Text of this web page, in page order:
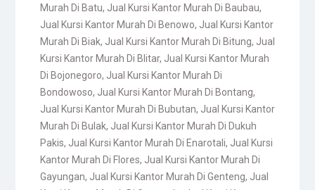
Murah Di Batu, Jual Kursi Kantor Murah Di Baubau,
Jual Kursi Kantor Murah Di Benowo, Jual Kursi Kantor
Murah Di Biak, Jual Kursi Kantor Murah Di Bitung, Jual
Kursi Kantor Murah Di Blitar, Jual Kursi Kantor Murah
Di Bojonegoro, Jual Kursi Kantor Murah Di
Bondowoso, Jual Kursi Kantor Murah Di Bontang,
Jual Kursi Kantor Murah Di Bubutan, Jual Kursi Kantor
Murah Di Bulak, Jual Kursi Kantor Murah Di Dukuh
Pakis, Jual Kursi Kantor Murah Di Enarotali, Jual Kursi
Kantor Murah Di Flores, Jual Kursi Kantor Murah Di
Gayungan, Jual Kursi Kantor Murah Di Genteng, Jual